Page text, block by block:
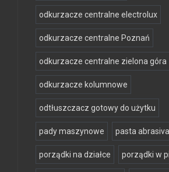
odkurzacze centralne electrolux
odkurzacze centralne Poznań
odkurzacze centralne zielona góra
odkurzacze kolumnowe
odtłuszczacz gotowy do użytku
pady maszynowe pasta abrasiva
porządki na działce porządki w